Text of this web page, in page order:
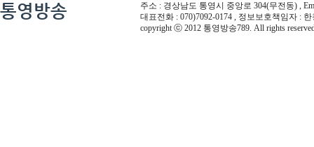
통영방송
주소 : 경상남도 통영시 중앙로 304(무전동) ,
대표전화 : 070)7092-0174 , 정보보호책임자 :
copyright ⓒ 2012 통영방송789. All rights